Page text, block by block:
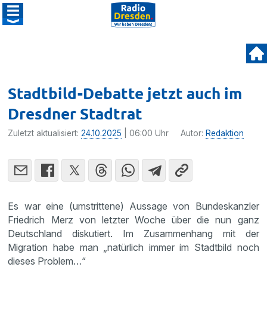
Stadtbild-Debatte jetzt auch im
Dresdner Stadtrat
Zuletzt aktualisiert:24.10.2025 | 06:00 Uhr Autor: Redaktion
Es war eine (umstrittene) Aussage von Bundeskanzler
Friedrich Merz von letzter Woche über die nun ganz
Deutschland diskutiert. Im Zusammenhang mit der
Migration habe man „natürlich immer im Stadtbild noch
dieses Problem…“